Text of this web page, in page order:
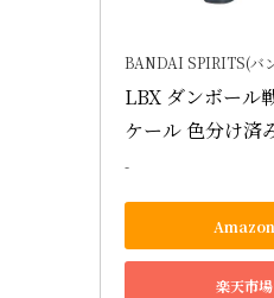
BANDAI SPIRITS(バ
LBX ダンボール
ケール 色分け済
-
楽天市